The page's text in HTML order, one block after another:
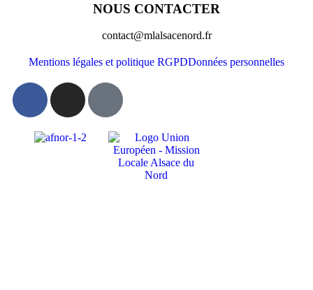
NOUS CONTACTER
contact@mlalsacenord.fr
Mentions légales et politique RGPDDonnées personnelles